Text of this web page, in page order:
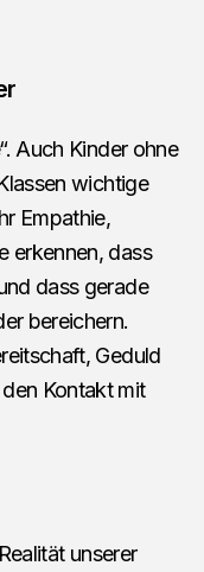
Auch Kinder ohne
wichtige
Empathie,
erkennen, dass
dass gerade
bereichern.
Geduld
Kontakt mit
unserer